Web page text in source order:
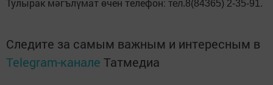
Тулырак мәгълүмат өчен телефон: тел.8(84365) 2-35-91.
Следите за самым важным и интересным в
Telegram-канале Татмедиа